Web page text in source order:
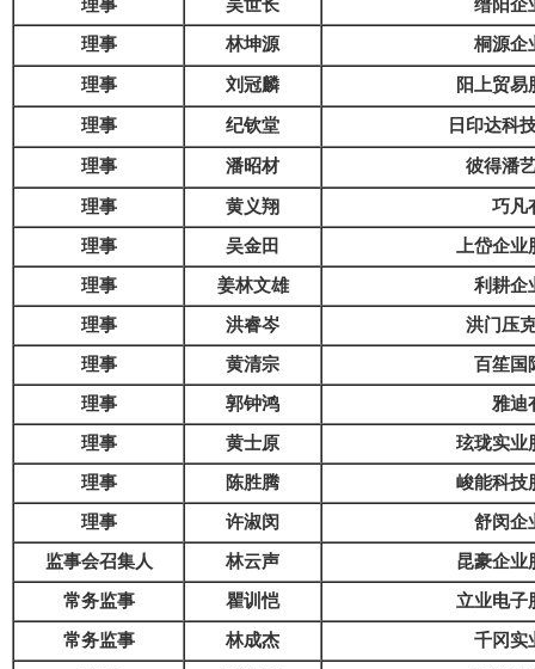
理事 吴世长 缙阳企
理事 林坤源 桐源企
理事 刘冠麟 阳上贸易
理事 纪钦堂 日印达科
理事 潘昭材 彼得潘
理事 黄义翔 巧凡
理事 吴金田 上岱企
理事 姜林文雄 利耕企
理事 洪睿岑 洪门压
理事 黄清宗 百笙国
理事 郭钟鸿 雅迪
理事 黄士原 玹珑实业
理事 陈胜腾 峻能科技
理事 许淑闵 舒闵企
监事会召集人 林云声 昆豪企业
常务监事 瞿训恺 立业电子
常务监事 林成杰 千冈实